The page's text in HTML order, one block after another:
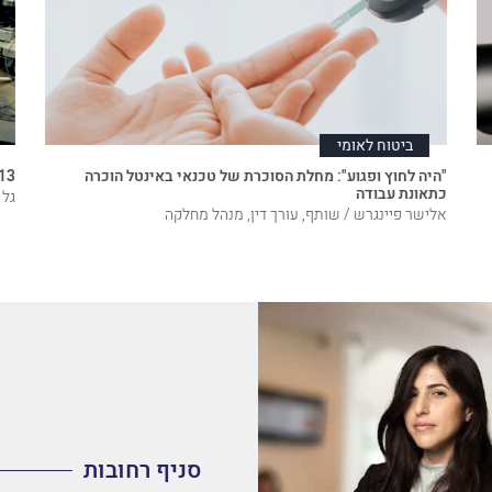
ביטוח לאומי
"היה לחוץ ופגוע": מחלת הסוכרת של טכנאי באינטל הוכרה
כתאונת עבודה
אלישר פיינגרש / שותף, עורך דין, מנהל מחלקה
213 אלף ש"ח
סניף רחובות